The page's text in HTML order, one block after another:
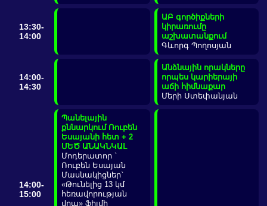
13:30-
14:00
ԱԲ գործիքների
կիրառումը
աշխատանքում
Գևորգ Պողոսյան
14:00-
14:30
Անձնային որակները
որպես կարիերայի
աճի հիմնաքար
Մերի Ստեփանյան
14:00-
15:00
Պանելային
քննարկում Ռուբեն
Եսայանի հետ + 2
ՄԵԾ ԱՆԱԿՆԿԱԼ
Մոդերատոր `
Ռուբեն Եսայան
Մասնակիցներ`
«Թունելից 13 կմ
հեռավորության
վրա» ֆիլմի